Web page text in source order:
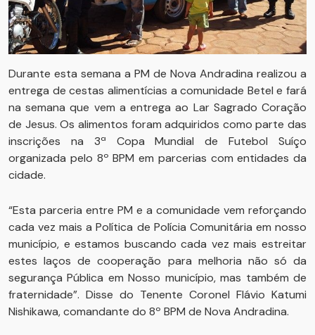
Durante esta semana a PM de Nova Andradina realizou a
entrega de cestas alimentícias a comunidade Betel e fará
na semana que vem a entrega ao Lar Sagrado Coração
de Jesus. Os alimentos foram adquiridos como parte das
inscrições na 3ª Copa Mundial de Futebol Suíço
organizada pelo 8º BPM em parcerias com entidades da
cidade.
“Esta parceria entre PM e a comunidade vem reforçando
cada vez mais a Política de Polícia Comunitária em nosso
município, e estamos buscando cada vez mais estreitar
estes laços de cooperação para melhoria não só da
segurança Pública em Nosso município, mas também de
fraternidade”. Disse do Tenente Coronel Flávio Katumi
Nishikawa, comandante do 8º BPM de Nova Andradina.